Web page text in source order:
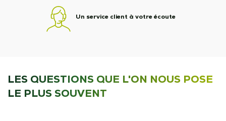
Un service client à votre écoute
LES QUESTIONS QUE L'ON NOUS POSE
LE PLUS SOUVENT